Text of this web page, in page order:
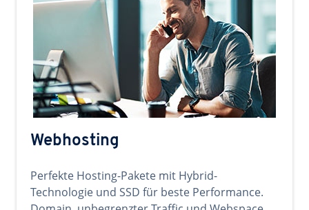
Webhosting
Perfekte Hosting-Pakete mit Hybrid-
Technologie und SSD für beste Performance.